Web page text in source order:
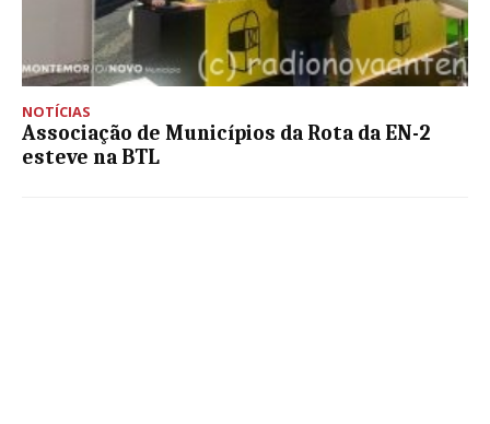
NOTÍCIAS
Associação de Municípios da Rota da EN-2
esteve na BTL